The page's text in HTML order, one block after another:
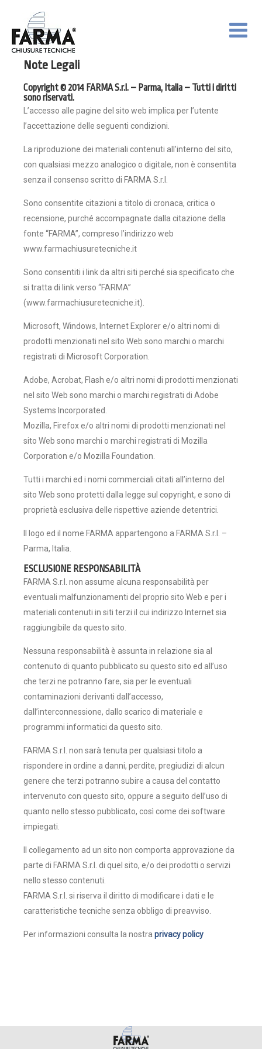
Note Legali
Copyright © 2014 FARMA S.r.l. – Parma, Italia – Tutti i diritti
sono riservati.
L’accesso alle pagine del sito web implica per l’utente
l’accettazione delle seguenti condizioni.
La riproduzione dei materiali contenuti all’interno del sito,
con qualsiasi mezzo analogico o digitale, non è consentita
senza il consenso scritto di FARMA S.r.l.
Sono consentite citazioni a titolo di cronaca, critica o
recensione, purché accompagnate dalla citazione della
fonte “FARMA”, compreso l’indirizzo web
www.farmachiusuretecniche.it
Sono consentiti i link da altri siti perché sia specificato che
si tratta di link verso “FARMA”
(www.farmachiusuretecniche.it).
Microsoft, Windows, Internet Explorer e/o altri nomi di
prodotti menzionati nel sito Web sono marchi o marchi
registrati di Microsoft Corporation.
Adobe, Acrobat, Flash e/o altri nomi di prodotti menzionati
nel sito Web sono marchi o marchi registrati di Adobe
Systems Incorporated.
Mozilla, Firefox e/o altri nomi di prodotti menzionati nel
sito Web sono marchi o marchi registrati di Mozilla
Corporation e/o Mozilla Foundation.
Tutti i marchi ed i nomi commerciali citati all’interno del
sito Web sono protetti dalla legge sul copyright, e sono di
proprietà esclusiva delle rispettive aziende detentrici.
Il logo ed il nome FARMA appartengono a FARMA S.r.l. –
Parma, Italia.
ESCLUSIONE RESPONSABILITÀ
FARMA S.r.l. non assume alcuna responsabilità per
eventuali malfunzionamenti del proprio sito Web e per i
materiali contenuti in siti terzi il cui indirizzo Internet sia
raggiungibile da questo sito.
Nessuna responsabilità è assunta in relazione sia al
contenuto di quanto pubblicato su questo sito ed all’uso
che terzi ne potranno fare, sia per le eventuali
contaminazioni derivanti dall’accesso,
dall’interconnessione, dallo scarico di materiale e
programmi informatici da questo sito.
FARMA S.r.l. non sarà tenuta per qualsiasi titolo a
rispondere in ordine a danni, perdite, pregiudizi di alcun
genere che terzi potranno subire a causa del contatto
intervenuto con questo sito, oppure a seguito dell’uso di
quanto nello stesso pubblicato, così come dei software
impiegati.
Il collegamento ad un sito non comporta approvazione da
parte di FARMA S.r.l. di quel sito, e/o dei prodotti o servizi
nello stesso contenuti.
FARMA S.r.l. si riserva il diritto di modificare i dati e le
caratteristiche tecniche senza obbligo di preavviso.
Per informazioni consulta la nostra privacy policy